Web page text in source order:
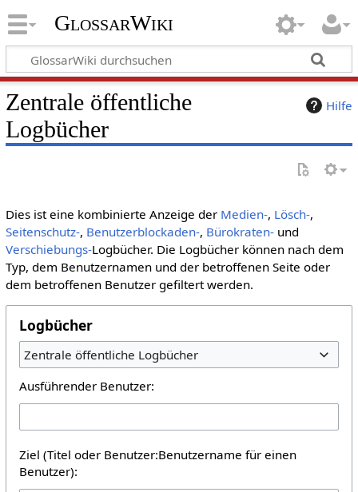
GlossarWiki
Hilfe
Zentrale öffentliche
Logbücher
Dies ist eine kombinierte Anzeige der Medien-, Lösch-,
Seitenschutz-, Benutzerblockaden-, Bürokraten-und
Verschiebungs-Logbücher. Die Logbücher können nach dem
Typ, dem Benutzernamen und der betroffenen Seite oder
dem betroffenen Benutzer gefiltert werden.
Logbücher
Zentrale öffentliche Logbücher
Ausführender Benutzer:
Ziel (Titel oder Benutzer:Benutzername für einen
Benutzer):